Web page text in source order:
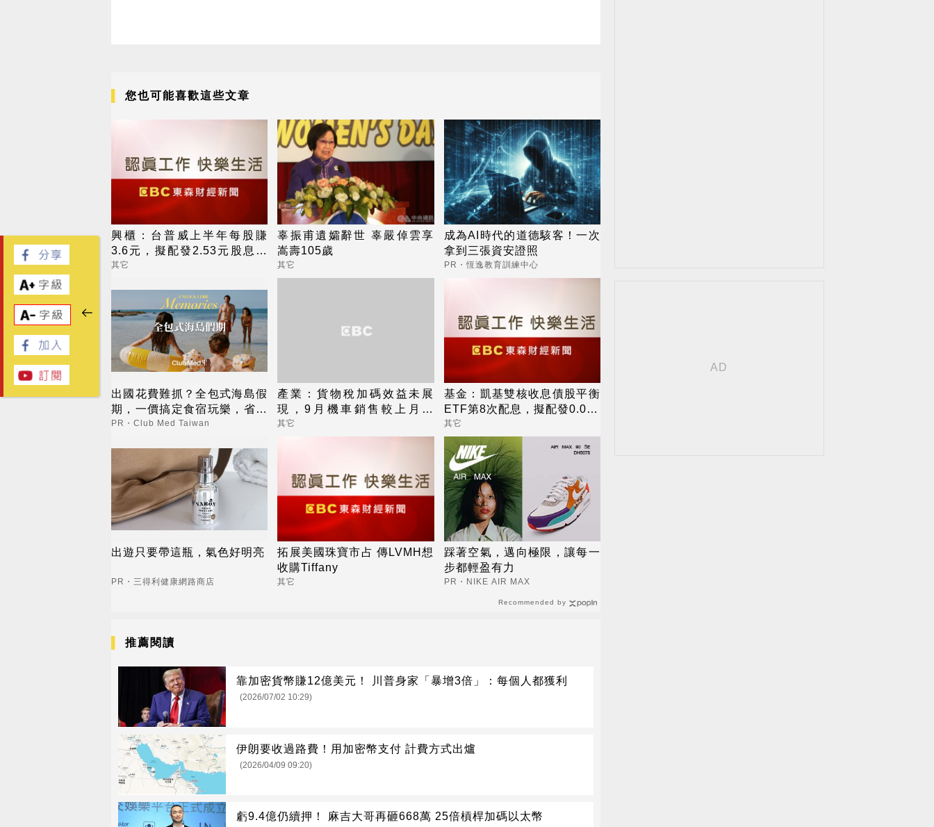
您也可能喜歡這些文章
興櫃：台普威上半年每股賺
3.6元，擬配發2.53元股息及
買回庫藏股60萬股
其它
辜振甫遺孀辭世 辜嚴倬雲享
嵩壽105歲
其它
成為AI時代的道德駭客！一次
拿到三張資安證照
PR・恆逸教育訓練中心
出國花費難抓？全包式海島假
期，一價搞定食宿玩樂，省錢
更省心！
PR・Club Med Taiwan
產業：貨物稅加碼效益未展
現，9月機車銷售較上月下
滑，三陽市占43.7%居冠
其它
基金：凱基雙核收息債股平衡
ETF第8次配息，擬配發0.082
元，8月18日除息
其它
出遊只要帶這瓶，氣色好明亮
PR・三得利健康網路商店
拓展美國珠寶市占 傳LVMH想
收購Tiffany
其它
踩著空氣，邁向極限，讓每一
步都輕盈有力
PR・NIKE AIR MAX
Recommended by
推薦閱讀
靠加密貨幣賺12億美元！ 川普身家「暴增3倍」：每個人都獲利
(2026/07/02 10:29)
伊朗要收過路費！用加密幣支付 計費方式出爐
(2026/04/09 09:20)
虧9.4億仍續押！ 麻吉大哥再砸668萬 25倍槓桿加碼以太幣